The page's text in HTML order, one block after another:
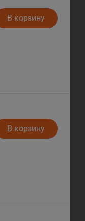
В корзину
В корзину